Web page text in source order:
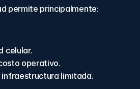
permite principalmente:
celular.
operativo.
infraestructura limitada.